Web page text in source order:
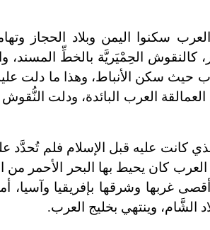
سكنوا اليمن وبلاد الحجاز
كالنقوش الحِمْيَريَّة بالخطِّ المسند،
سكن الأنباط، وهذا ما دلت عليه
العرب البائدة، ودلت
كانت عليه قبل الإسلام فلم
كان يحيط بها البحر الأحمر
غربها وشرقها بإفريقيا وآسيا،
الشَّام، وينتهي بخليج العرب.